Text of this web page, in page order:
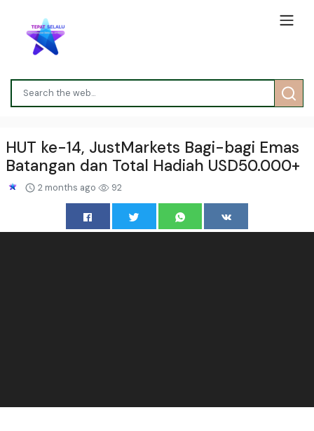
HUT ke-14, JustMarkets Bagi-bagi Emas
Batangan dan Total Hadiah USD50.000+
2 months ago 92